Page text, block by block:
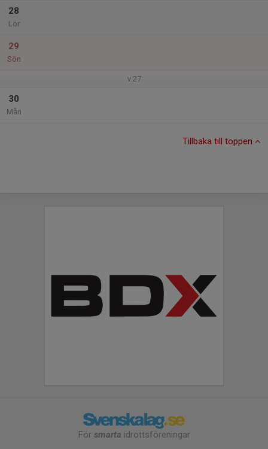
28
Lör
29
Sön
v.27
30
Mån
Tillbaka till toppen
För smarta idrottsföreningar